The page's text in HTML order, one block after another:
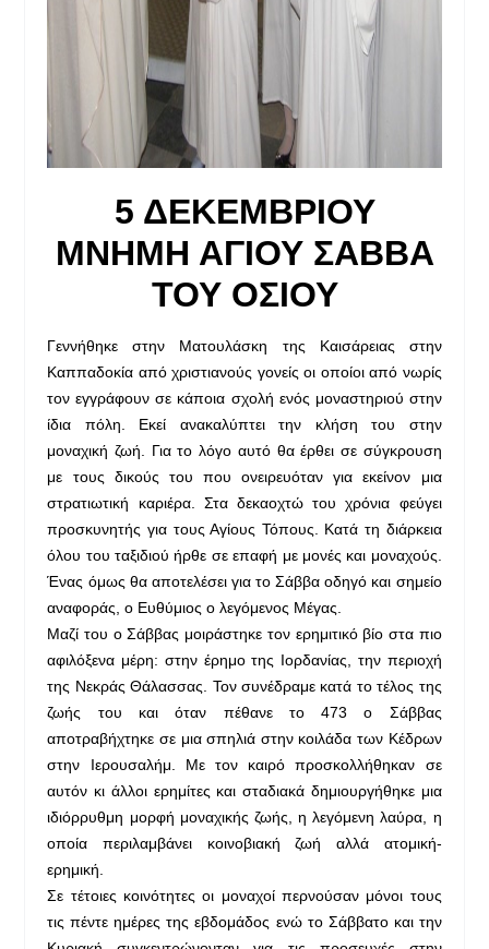
5 ΔΕΚΕΜΒΡΙΟΥ
ΜΝΗΜΗ ΑΓΙΟΥ ΣΑΒΒΑ
ΤΟΥ ΟΣΙΟΥ
Γεννήθηκε στην Ματουλάσκη της Καισάρειας στην
Καππαδοκία από χριστιανούς γονείς οι οποίοι από νωρίς
τον εγγράφουν σε κάποια σχολή ενός μοναστηριού στην
ίδια πόλη. Εκεί ανακαλύπτει την κλήση του στην
μοναχική ζωή. Για το λόγο αυτό θα έρθει σε σύγκρουση
με τους δικούς του που ονειρευόταν για εκείνον μια
στρατιωτική καριέρα. Στα δεκαοχτώ του χρόνια φεύγει
προσκυνητής για τους Αγίους Τόπους. Κατά τη διάρκεια
όλου του ταξιδιού ήρθε σε επαφή με μονές και μοναχούς.
Ένας όμως θα αποτελέσει για το Σάββα οδηγό και σημείο
αναφοράς, ο Ευθύμιος ο λεγόμενος Μέγας.
Μαζί του ο Σάββας μοιράστηκε τον ερημιτικό βίο στα πιο
αφιλόξενα μέρη: στην έρημο της Ιορδανίας, την περιοχή
της Νεκράς Θάλασσας. Τον συνέδραμε κατά το τέλος της
ζωής του και όταν πέθανε το 473 ο Σάββας
αποτραβήχτηκε σε μια σπηλιά στην κοιλάδα των Κέδρων
στην Ιερουσαλήμ. Με τον καιρό προσκολλήθηκαν σε
αυτόν κι άλλοι ερημίτες και σταδιακά δημιουργήθηκε μια
ιδιόρρυθμη μορφή μοναχικής ζωής, η λεγόμενη λαύρα, η
οποία περιλαμβάνει κοινοβιακή ζωή αλλά ατομική-
ερημική.
Σε τέτοιες κοινότητες οι μοναχοί περνούσαν μόνοι τους
τις πέντε ημέρες της εβδομάδος ενώ το Σάββατο και την